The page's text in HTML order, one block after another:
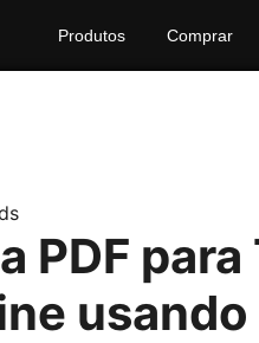
Produtos Comprar
PDF para